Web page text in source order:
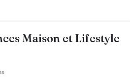
Maison et Lifestyle